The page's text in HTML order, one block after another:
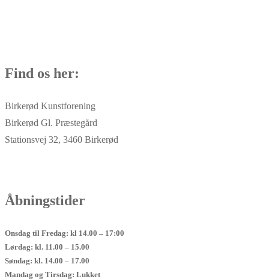
Find os her:
Birkerød Kunstforening
Birkerød Gl. Præstegård
Stationsvej 32, 3460 Birkerød
Åbningstider
Onsdag til Fredag: kl 14.00 – 17:00
Lørdag: kl. 11.00 – 15.00
Søndag: kl. 14.00 – 17.00
Mandag og Tirsdag: Lukket